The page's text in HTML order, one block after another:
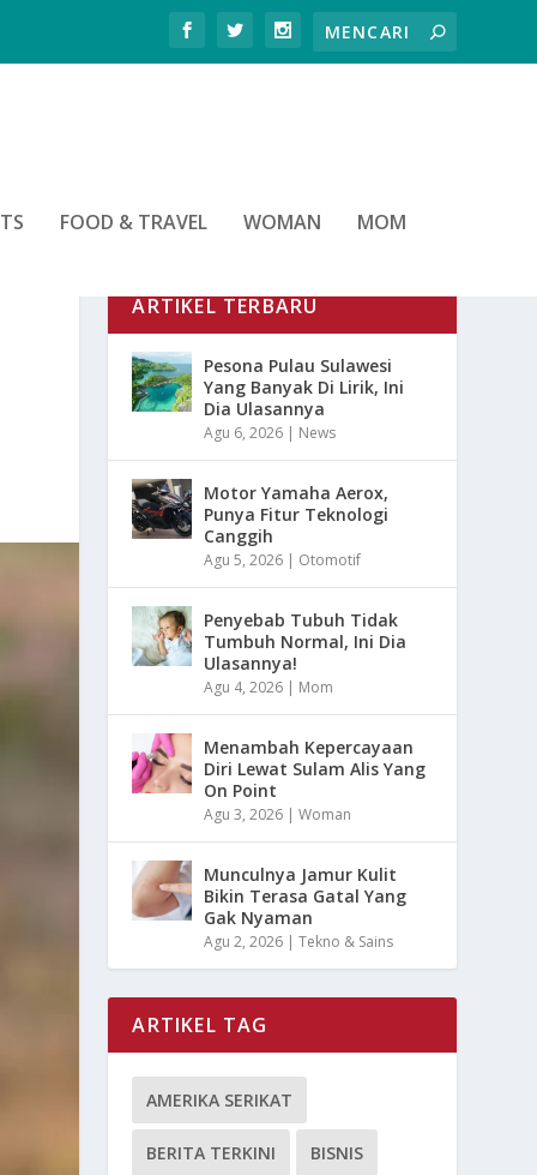
FOOD & TRAVEL WOMAN MOM
ARTIKEL TERBARU
Pesona Pulau Sulawesi
Yang Banyak Di Lirik, Ini
Dia Ulasannya
Agu 6, 2026 | News
Motor Yamaha Aerox,
Punya Fitur Teknologi
Canggih
Agu 5, 2026 | Otomotif
Penyebab Tubuh Tidak
Tumbuh Normal, Ini Dia
Ulasannya!
Agu 4, 2026 | Mom
Menambah Kepercayaan
Diri Lewat Sulam Alis Yang
On Point
Agu 3, 2026 |Woman
Munculnya Jamur Kulit
Bikin Terasa Gatal Yang
Gak Nyaman
Agu 2, 2026 |Tekno & Sains
ARTIKEL TAG
AMERIKA SERIKAT
BERITA TERKINI BISNIS